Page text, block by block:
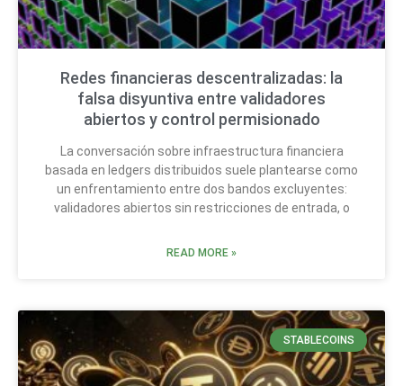
Redes financieras descentralizadas: la
falsa disyuntiva entre validadores
abiertos y control permisionado
La conversación sobre infraestructura financiera
basada en ledgers distribuidos suele plantearse como
un enfrentamiento entre dos bandos excluyentes:
validadores abiertos sin restricciones de entrada, o
READ MORE »
STABLECOINS